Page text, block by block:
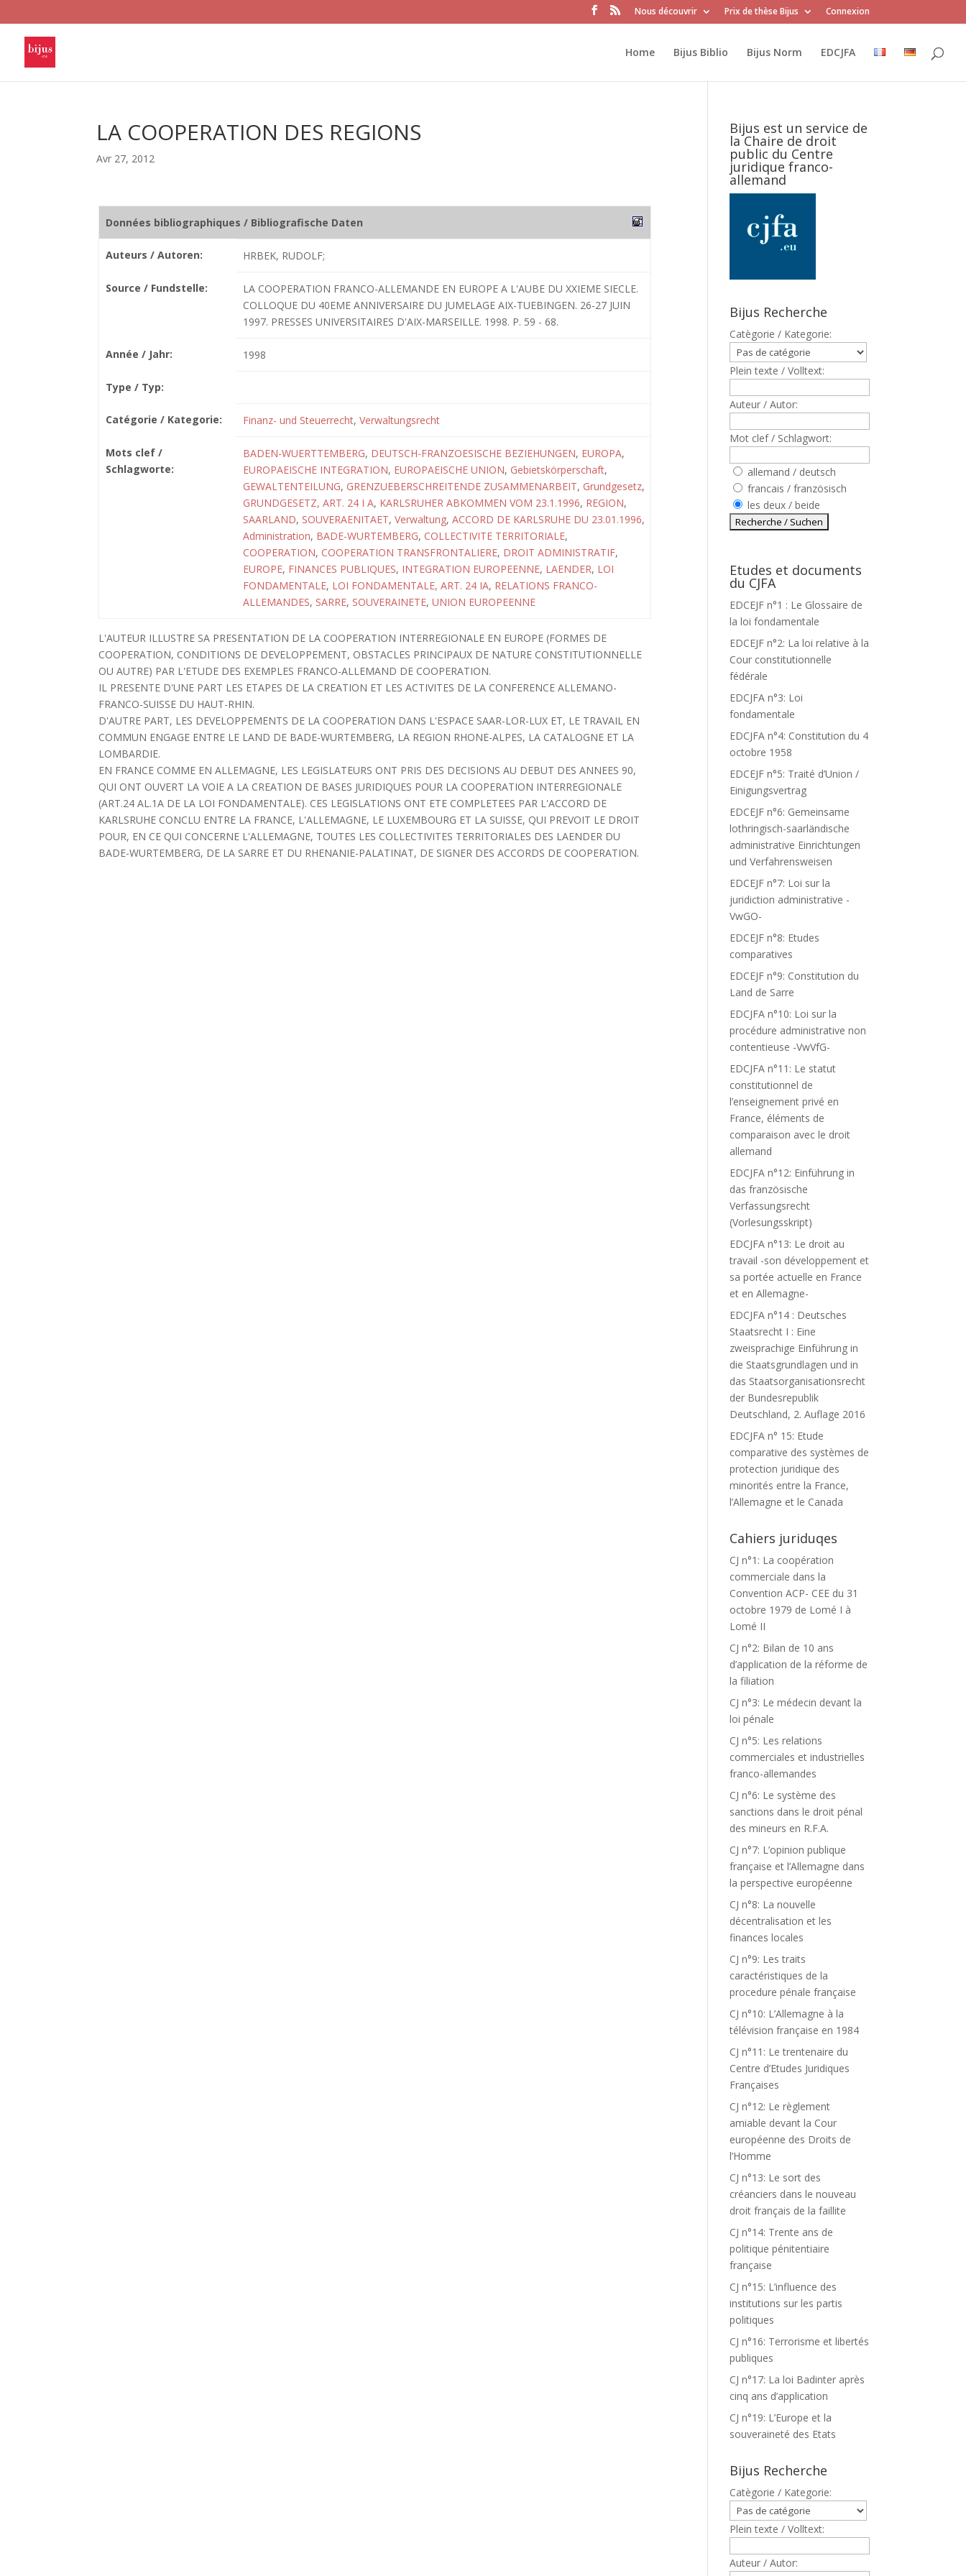
Nous découvrir Prix de thèse Bijus Connexion
Home Bijus Biblio Bijus Norm EDCJFA
LA COOPERATION DES REGIONS
Avr 27, 2012
Données bibliographiques / Bibliografische Daten
Auteurs / Autoren: HRBEK, RUDOLF;
Source / Fundstelle:
LA COOPERATION FRANCO-ALLEMANDE EN EUROPE A L'AUBE DU XXIEME SIECLE.
COLLOQUE DU 40EME ANNIVERSAIRE DU JUMELAGE AIX-TUEBINGEN. 26-27 JUIN
1997. PRESSES UNIVERSITAIRES D'AIX-MARSEILLE. 1998. P. 59 - 68.
Année / Jahr: 1998
Type / Typ:
Catégorie / Kategorie: Finanz- und Steuerrecht, Verwaltungsrecht
Mots clef /
Schlagworte:
BADEN-WUERTTEMBERG, DEUTSCH-FRANZOESISCHE BEZIEHUNGEN, EUROPA,
EUROPAEISCHE INTEGRATION, EUROPAEISCHE UNION, Gebietskörperschaft,
GEWALTENTEILUNG, GRENZUEBERSCHREITENDE ZUSAMMENARBEIT, Grundgesetz,
GRUNDGESETZ, ART. 24 I A, KARLSRUHER ABKOMMEN VOM 23.1.1996, REGION,
SAARLAND, SOUVERAENITAET, Verwaltung, ACCORD DE KARLSRUHE DU 23.01.1996,
Administration, BADE-WURTEMBERG, COLLECTIVITE TERRITORIALE,
COOPERATION, COOPERATION TRANSFRONTALIERE, DROIT ADMINISTRATIF,
EUROPE, FINANCES PUBLIQUES, INTEGRATION EUROPEENNE, LAENDER, LOI
FONDAMENTALE, LOI FONDAMENTALE, ART. 24 IA, RELATIONS FRANCO-
ALLEMANDES, SARRE, SOUVERAINETE, UNION EUROPEENNE
L'AUTEUR ILLUSTRE SA PRESENTATION DE LA COOPERATION INTERREGIONALE EN EUROPE (FORMES DE
COOPERATION, CONDITIONS DE DEVELOPPEMENT, OBSTACLES PRINCIPAUX DE NATURE CONSTITUTIONNELLE
OU AUTRE) PAR L'ETUDE DES EXEMPLES FRANCO-ALLEMAND DE COOPERATION.
IL PRESENTE D'UNE PART LES ETAPES DE LA CREATION ET LES ACTIVITES DE LA CONFERENCE ALLEMANO-
FRANCO-SUISSE DU HAUT-RHIN.
D'AUTRE PART, LES DEVELOPPEMENTS DE LA COOPERATION DANS L'ESPACE SAAR-LOR-LUX ET, LE TRAVAIL EN
COMMUN ENGAGE ENTRE LE LAND DE BADE-WURTEMBERG, LA REGION RHONE-ALPES, LA CATALOGNE ET LA
LOMBARDIE.
EN FRANCE COMME EN ALLEMAGNE, LES LEGISLATEURS ONT PRIS DES DECISIONS AU DEBUT DES ANNEES 90,
QUI ONT OUVERT LA VOIE A LA CREATION DE BASES JURIDIQUES POUR LA COOPERATION INTERREGIONALE
(ART.24 AL.1A DE LA LOI FONDAMENTALE). CES LEGISLATIONS ONT ETE COMPLETEES PAR L'ACCORD DE
KARLSRUHE CONCLU ENTRE LA FRANCE, L'ALLEMAGNE, LE LUXEMBOURG ET LA SUISSE, QUI PREVOIT LE DROIT
POUR, EN CE QUI CONCERNE L'ALLEMAGNE, TOUTES LES COLLECTIVITES TERRITORIALES DES LAENDER DU
BADE-WURTEMBERG, DE LA SARRE ET DU RHENANIE-PALATINAT, DE SIGNER DES ACCORDS DE COOPERATION.
Bijus est un service de
la Chaire de droit
public du Centre
juridique franco-
allemand
Bijus Recherche
Catègorie / Kategorie:
Plein texte / Volltext:
Auteur / Autor:
Mot clef / Schlagwort:
allemand / deutsch
francais / französisch
les deux / beide
Etudes et documents
du CJFA
EDCEJF n°1 : Le Glossaire de
la loi fondamentale
EDCEJF n°2: La loi relative à la
Cour constitutionnelle
fédérale
EDCJFA n°3: Loi
fondamentale
EDCJFA n°4: Constitution du 4
octobre 1958
EDCEJF n°5: Traité d’Union /
Einigungsvertrag
EDCEJF n°6: Gemeinsame
lothringisch-saarländische
administrative Einrichtungen
und Verfahrensweisen
EDCEJF n°7: Loi sur la
juridiction administrative -
VwGO-
EDCEJF n°8: Etudes
comparatives
EDCEJF n°9: Constitution du
Land de Sarre
EDCJFA n°10: Loi sur la
procédure administrative non
contentieuse -VwVfG-
EDCJFA n°11: Le statut
constitutionnel de
l’enseignement privé en
France, éléments de
comparaison avec le droit
allemand
EDCJFA n°12: Einführung in
das französische
Verfassungsrecht
(Vorlesungsskript)
EDCJFA n°13: Le droit au
travail -son développement et
sa portée actuelle en France
et en Allemagne-
EDCJFA n°14 : Deutsches
Staatsrecht I : Eine
zweisprachige Einführung in
die Staatsgrundlagen und in
das Staatsorganisationsrecht
der Bundesrepublik
Deutschland, 2. Auflage 2016
EDCJFA n° 15: Etude
comparative des systèmes de
protection juridique des
minorités entre la France,
l’Allemagne et le Canada
Cahiers juriduqes
CJ n°1: La coopération
commerciale dans la
Convention ACP- CEE du 31
octobre 1979 de Lomé I à
Lomé II
CJ n°2: Bilan de 10 ans
d’application de la réforme de
la filiation
CJ n°3: Le médecin devant la
loi pénale
CJ n°5: Les relations
commerciales et industrielles
franco-allemandes
CJ n°6: Le système des
sanctions dans le droit pénal
des mineurs en R.F.A.
CJ n°7: L’opinion publique
française et l’Allemagne dans
la perspective européenne
CJ n°8: La nouvelle
décentralisation et les
finances locales
CJ n°9: Les traits
caractéristiques de la
procedure pénale française
CJ n°10: L’Allemagne à la
télévision française en 1984
CJ n°11: Le trentenaire du
Centre d’Etudes Juridiques
Françaises
CJ n°12: Le règlement
amiable devant la Cour
européenne des Droits de
l’Homme
CJ n°13: Le sort des
créanciers dans le nouveau
droit français de la faillite
CJ n°14: Trente ans de
politique pénitentiaire
française
CJ n°15: L’influence des
institutions sur les partis
politiques
CJ n°16: Terrorisme et libertés
publiques
CJ n°17: La loi Badinter après
cinq ans d’application
CJ n°19: L’Europe et la
souveraineté des Etats
Bijus Recherche
Catègorie / Kategorie:
Plein texte / Volltext:
Auteur / Autor: